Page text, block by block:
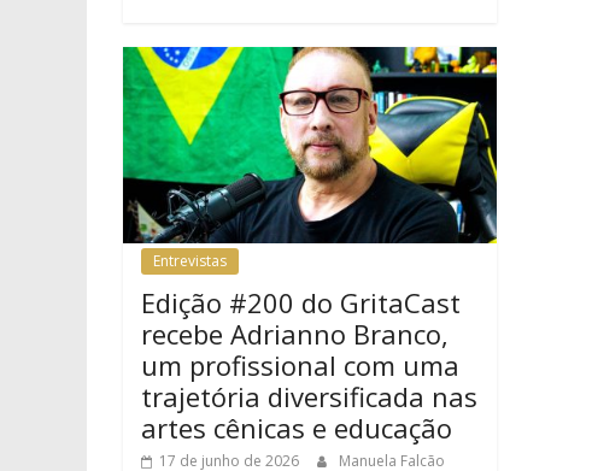
Entrevistas
Edição #200 do GritaCast
recebe Adrianno Branco,
um profissional com uma
trajetória diversificada nas
artes cênicas e educação
17 de junho de 2026
Manuela Falcão